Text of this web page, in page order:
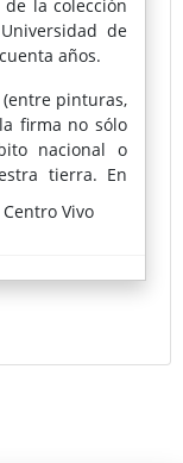
de la colección
de
años.
pinturas,
firma no sólo
nacional o
tierra. En
Alfonso
María Ruiz
Vivo